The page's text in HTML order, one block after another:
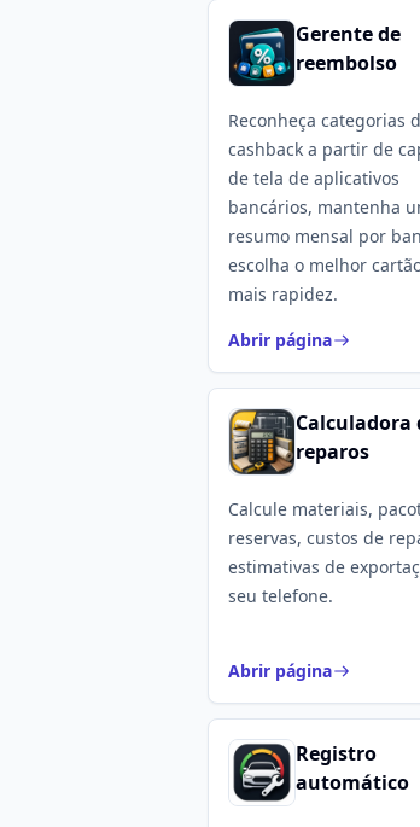
Gerente de
reembolso
Reconheça categorias
cashback a partir de
de tela de aplicativos
bancários, mantenha
resumo mensal por
escolha o melhor
mais rapidez.
Abrir página
Calculadora
reparos
Calcule materiais,
reservas, custos de
estimativas de
seu telefone.
Abrir página
Registro
automático